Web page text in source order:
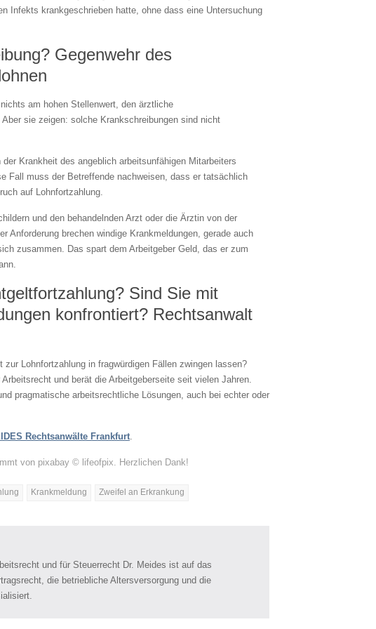
Infekts krankgeschrieben hatte, ohne dass eine Untersuchung
Gegenwehr des
am hohen Stellenwert, den ärztliche
sie zeigen: solche Krankschreibungen sind nicht
Krankheit des angeblich arbeitsunfähigen Mitarbeiters
Fall muss der Betreffende nachweisen, dass er tatsächlich
auf Lohnfortzahlung.
und den behandelnden Arzt oder die Ärztin von der
Anforderung brechen windige Krankmeldungen, gerade auch
zusammen. Das spart dem Arbeitgeber Geld, das er zum
Sind Sie mit
konfrontiert? Rechtsanwalt
Lohnfortzahlung in fragwürdigen Fällen zwingen lassen?
und berät die Arbeitgeberseite seit vielen Jahren.
pragmatische arbeitsrechtliche Lösungen, auch bei echter oder
Rechtsanwälte Frankfurt.
von pixabay © lifeofpix. Herzlichen Dank!
Krankmeldung Zweifel an Erkrankung
und für Steuerrecht Dr. Meides ist auf das
die betriebliche Altersversorgung und die